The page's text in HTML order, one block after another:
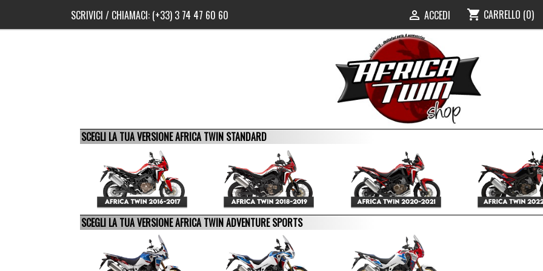
SCRIVICI / CHIAMACI: (+33) 3 74 47 60 60  ACCEDI shopping_cart CARRELLO (0)
SCEGLI LA TUA VERSIONE AFRICA TWIN STANDARD
SCEGLI LA TUA VERSIONE AFRICA TWIN ADVENTURE SPORTS